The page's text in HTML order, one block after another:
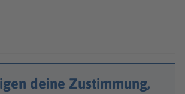
deine Zustimmung,